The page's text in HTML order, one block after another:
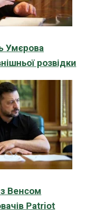
Умєрова
розвідки
Венсом
Patriot